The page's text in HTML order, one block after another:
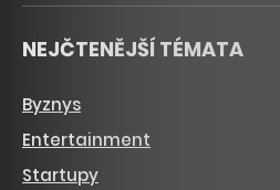
NEJČTENĚJŠÍ TÉMATA
Byznys
Entertainment
Startupy